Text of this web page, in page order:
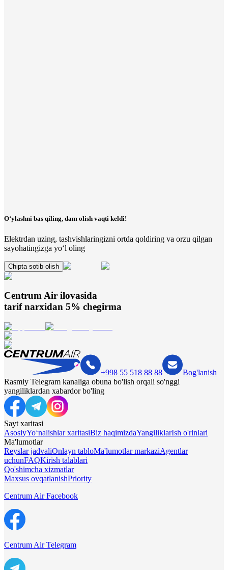
O‘ylashni bas qiling, dam olish vaqti keldi!
Elektrdan uzing, tashvishlaringizni ortda qoldiring va orzu qilgan
sayohatingizga yo‘l oling
Chipta sotib olish
Centrum Air ilovasida
tarif narxidan 5% chegirma
+998 55 518 88 88
Bog'lanish
Rasmiy Telegram kanaliga obuna bo'lish orqali so'nggi
yangiliklardan xabardor bo'ling
Sayt xaritasi
AsosiyYo‘nalishlar xaritasiBiz haqimizdaYangiliklarIsh o'rinlari
Ma'lumotlar
Reyslar jadvaliOnlayn tabloMa'lumotlar markaziAgentlar
uchunFAQKirish talablari
Qo'shimcha xizmatlar
Maxsus ovqatlanishPriority
Centrum Air Facebook
Centrum Air Telegram